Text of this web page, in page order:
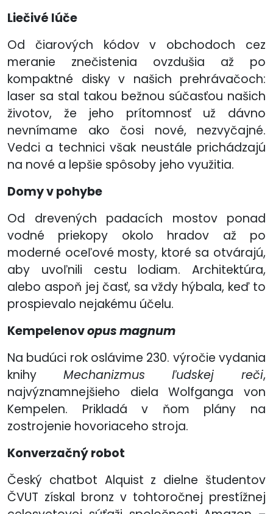
Liečivé lúče
Od čiarových kódov v obchodoch cez
meranie znečistenia ovzdušia až po
kompaktné disky v našich prehrávačoch:
laser sa stal takou bežnou súčasťou našich
životov, že jeho prítomnosť už dávno
nevnímame ako čosi nové, nezvyčajné.
Vedci a technici však neustále prichádzajú
na nové a lepšie spôsoby jeho využitia.
Domy v pohybe
Od drevených padacích mostov ponad
vodné priekopy okolo hradov až po
moderné oceľové mosty, ktoré sa otvárajú,
aby uvoľnili cestu lodiam. Architektúra,
alebo aspoň jej časť, sa vždy hýbala, keď to
prospievalo nejakému účelu.
Kempelenovopus magnum
Na budúci rok oslávime 230. výročie vydania
knihy Mechanizmus ľudskej reči,
najvýznamnejšieho diela Wolfganga von
Kempelen. Prikladá v ňom plány na
zostrojenie hovoriaceho stroja.
Konverzačný robot
Český chatbot Alquist z dielne študentov
ČVUT získal bronz v tohtoročnej prestížnej